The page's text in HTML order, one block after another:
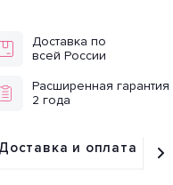
Доставка по
всей России
Расширенная гарантия
2 года
Доставка и оплата